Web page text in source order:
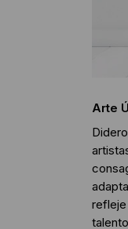
Arte
refleje